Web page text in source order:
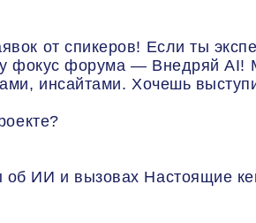
от спикеров! Если ты
фокус форума — Внедряй AI!
инсайтами. Хочешь
ИИ и вызовах Настоящие